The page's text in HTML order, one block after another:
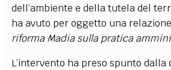
dell’ambiente e della tutela del
ha avuto per oggetto una
riforma Madia sulla pratica
L’intervento ha preso spunto dalla